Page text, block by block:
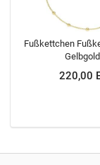
Fußkettchen
220,00